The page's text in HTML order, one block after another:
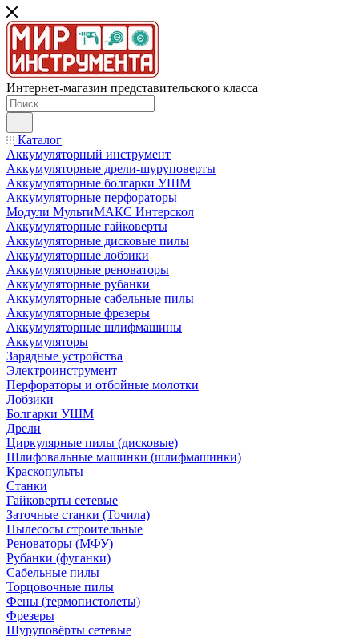
Интернет-магазин представительского класса
Каталог
Аккумуляторный инструмент
Аккумуляторные дрели-шуруповерты
Аккумуляторные болгарки УШМ
Аккумуляторные перфораторы
Модули МультиМАКС Интерскол
Аккумуляторные гайковерты
Аккумуляторные дисковые пилы
Аккумуляторные лобзики
Аккумуляторные реноваторы
Аккумуляторные рубанки
Аккумуляторные сабельные пилы
Аккумуляторные фрезеры
Аккумуляторные шлифмашины
Аккумуляторы
Зарядные устройства
Электроинструмент
Перфораторы и отбойные молотки
Лобзики
Болгарки УШМ
Дрели
Циркулярные пилы (дисковые)
Шлифовальные машинки (шлифмашинки)
Краскопульты
Станки
Гайковерты сетевые
Заточные станки (Точила)
Пылесосы строительные
Реноваторы (МФУ)
Рубанки (фуганки)
Сабельные пилы
Торцовочные пилы
Фены (термопистолеты)
Фрезеры
Шуруповёрты сетевые